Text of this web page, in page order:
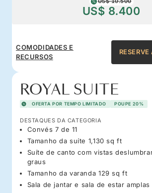
US$ 8.400
COMODIDADES E
RECURSOS
ROYAL SUITE
OFERTA POR TEMPO LIMITADO POUPE 20%
DESTAQUES DA CATEGORIA
Convés 7 de 11
Tamanho da suíte 1,130 sq ft
Suíte de canto com vistas
graus
Tamanho da varanda 129 sq ft
Sala de jantar e sala de estar amplas